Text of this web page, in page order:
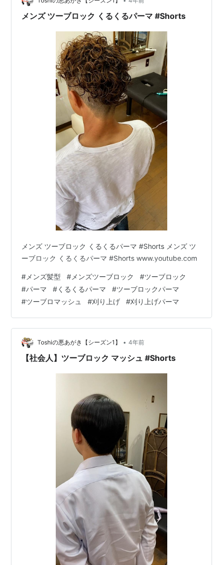
メンズ ツーブロック くるくるパーマ #Shorts
メンズ ツーブロック くるくるパーマ #Shorts メンズ ツ
ーブロック くるくるパーマ #Shorts www.youtube.com
# メンズ髪型 # メンズツーブロック #ツーブロック
#パーマ #くるくるパーマ #ツーブロックパーマ
#ツーブロマッシュ #刈り上げ #刈り上げパーマ
Toshiの悪あがき【シーズン1】 • 4年前
【社会人】ツーブロック マッシュ #Shorts